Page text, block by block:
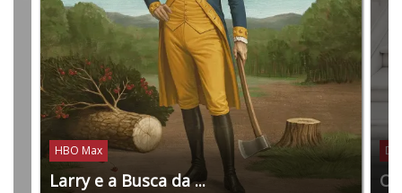
HBO Max
Larry e a Busca da ... O